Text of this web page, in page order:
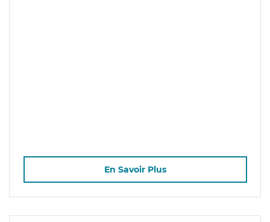
En Savoir Plus